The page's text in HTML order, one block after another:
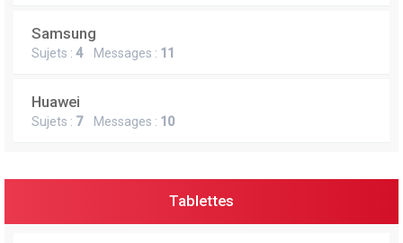
Samsung
Sujets : 4Messages : 11
Huawei
Sujets : 7Messages : 10
Tablettes